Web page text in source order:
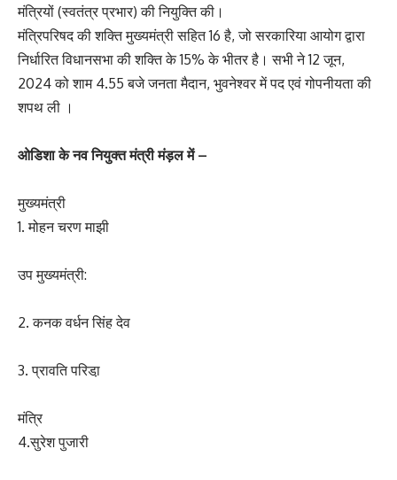
मंत्रियों (स्वतंत्र प्रभार) की नियुक्ति की।
मंत्रिपरिषद की शक्ति मुख्यमंत्री सहित 16 है, जो सरकारिया आयोग द्वारा
निर्धारित विधानसभा की शक्ति के 15% के भीतर है। सभी ने 12 जून,
2024 को शाम 4.55 बजे जनता मैदान, भुवनेश्वर में पद एवं गोपनीयता की
शपथ ली ।
ओडिशा के नव नियुक्त मंत्री मंड़ल में –
मुख्यमंत्री
1. मोहन चरण माझी
उप मुख्यमंत्री:
2. कनक वर्धन सिंह देव
3. प्रावति परिडा़
मंत्रि
4.सुरेश पुजारी